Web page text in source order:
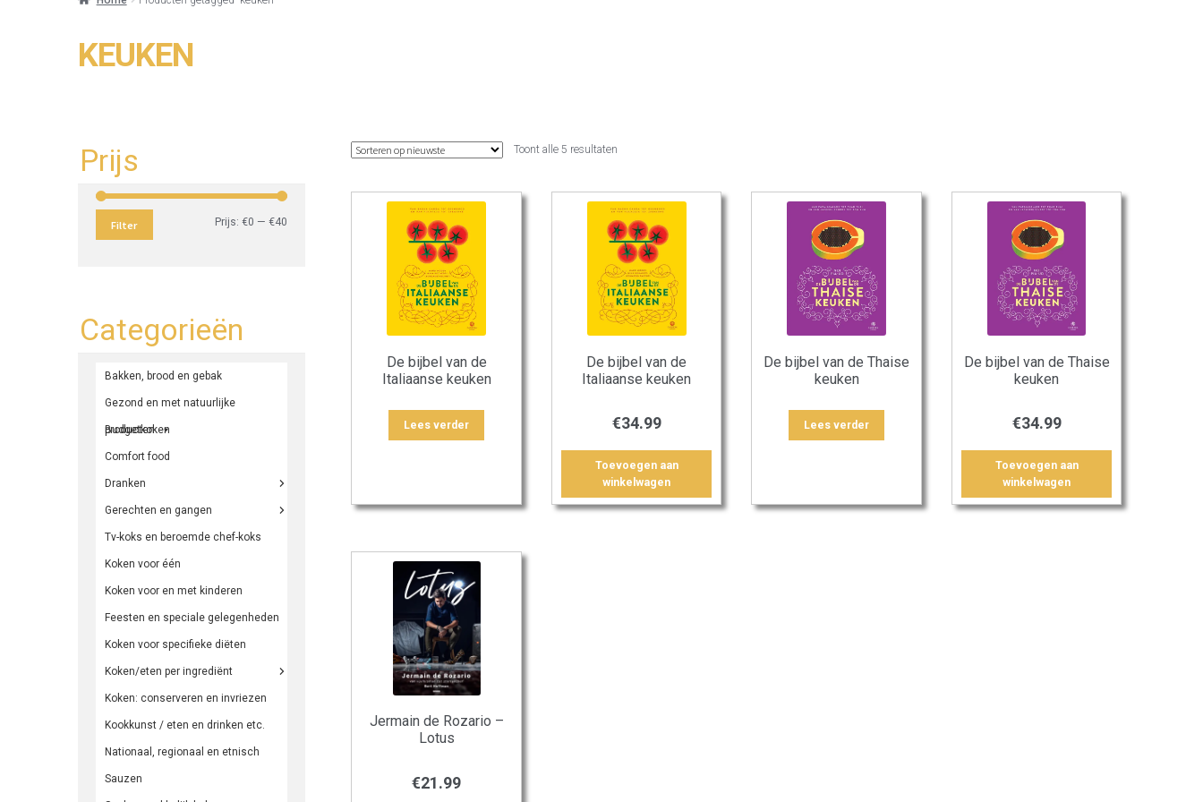
KEUKEN
Toont alle 5 resultaten
De bijbel van de
Italiaanse keuken
Lees verder
De bijbel van de
Italiaanse keuken
€34.99
Toevoegen aan
winkelwagen
De bijbel van de Thaise
keuken
Lees verder
De bijbel van de Thaise
keuken
€34.99
Toevoegen aan
winkelwagen
Jermain de Rozario –
Lotus
€21.99
Prijs
Filter Prijs:€0 —€40
Categorieën
Bakken, brood en gebak
Gezond en met natuurlijke
producten
Budgetkoken
Comfort food
Dranken
Gerechten en gangen
Tv-koks en beroemde chef-koks
Koken voor één
Koken voor en met kinderen
Feesten en speciale gelegenheden
Koken voor specifieke diëten
Koken/eten per ingrediënt
Koken: conserveren en invriezen
Kookkunst / eten en drinken etc.
Nationaal, regionaal en etnisch
Sauzen